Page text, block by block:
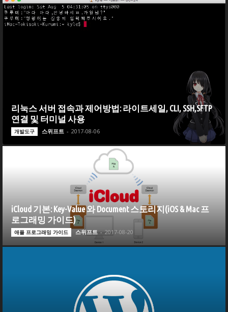
리눅스 서버 접속과 제어방법: 라이트세일, CLI, SSH,SFTP
연결 및 터미널 사용
개발도구 스위프트 - 2017-08-06
iCloud 기본: Key-Value 와 Document 스토리지(iOS & Mac 프
로그래밍 가이드)
애플 프로그래밍 가이드 스위프트 - 2017-08-20